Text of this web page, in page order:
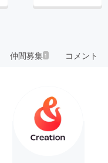
仲間募集 1 コメント